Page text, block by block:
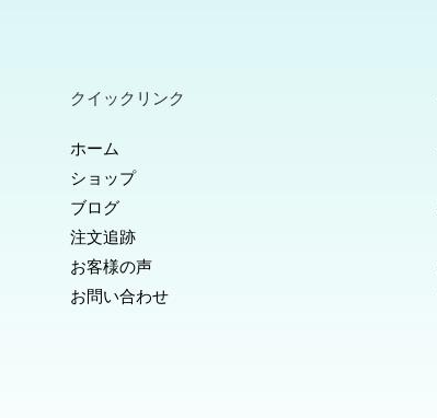
クイックリンク
ホーム
ショップ
ブログ
注文追跡
お客様の声
お問い合わせ